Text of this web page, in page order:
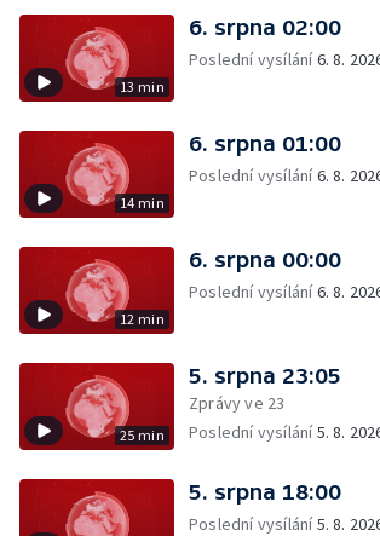
13 min
6. srpna 02:00
Poslední vysílání6. 8.
14 min
6. srpna 01:00
Poslední vysílání6. 8.
12 min
6. srpna 00:00
Poslední vysílání6. 8.
25 min
5. srpna 23:05
Zprávy ve 23
Poslední vysílání5. 8.
5. srpna 18:00
Poslední vysílání5. 8.